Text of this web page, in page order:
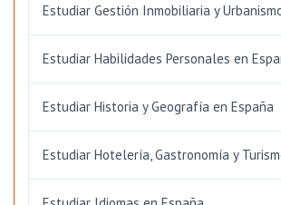
Estudiar Gestión Inmobiliaria y
Estudiar Habilidades Personales en
Estudiar Historia y Geografía en España
Estudiar Hotelería, Gastronomía y